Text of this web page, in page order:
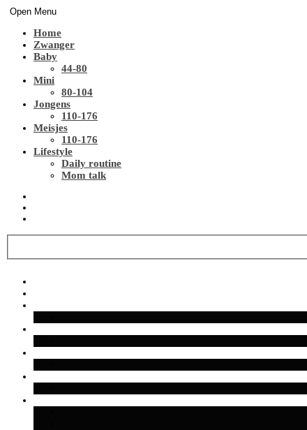
Open Menu
Home
Zwanger
Baby
44-80
Mini
80-104
Jongens
110-176
Meisjes
110-176
Lifestyle
Daily routine
Mom talk